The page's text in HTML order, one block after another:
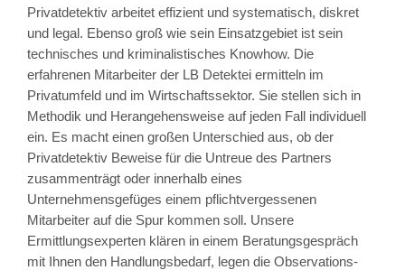
Privatdetektiv arbeitet effizient und systematisch, diskret
und legal. Ebenso groß wie sein Einsatzgebiet ist sein
technisches und kriminalistisches Knowhow. Die
erfahrenen Mitarbeiter der LB Detektei ermitteln im
Privatumfeld und im Wirtschaftssektor. Sie stellen sich in
Methodik und Herangehensweise auf jeden Fall individuell
ein. Es macht einen großen Unterschied aus, ob der
Privatdetektiv Beweise für die Untreue des Partners
zusammenträgt oder innerhalb eines
Unternehmensgefüges einem pflichtvergessenen
Mitarbeiter auf die Spur kommen soll. Unsere
Ermittlungsexperten klären in einem Beratungsgespräch
mit Ihnen den Handlungsbedarf, legen die Observations-